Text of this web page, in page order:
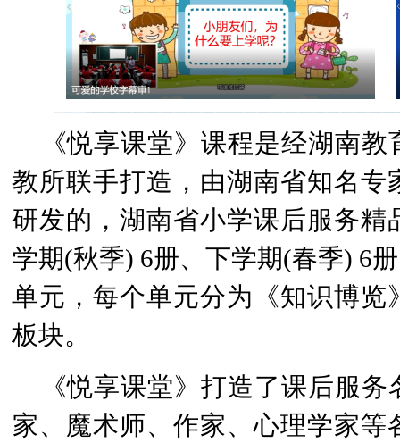
《悦享课堂》课程是经湖南
教所联手打造，由湖南省知名
研发的，湖南省小学课后服务精
学期(秋季) 6册、下学期(春季) 6
单元，每个单元分为《知识博
板块。
《悦享课堂》打造了课后服
家、魔术师、作家、心理学家